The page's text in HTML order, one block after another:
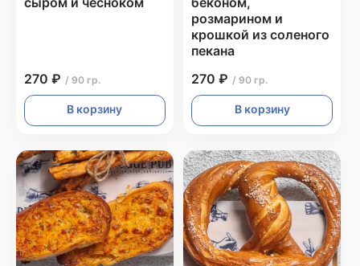
270 ₽ / 90 гр.
В корзину
розмарином и
крошкой из соленого
пекана
270 ₽ / 90 гр.
В корзину